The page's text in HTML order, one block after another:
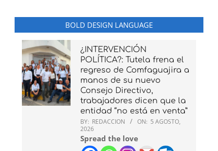
BOLD DESIGN LANGUAGE
¿INTERVENCIÓN
POLÍTICA?: Tutela frena el
regreso de Comfaguajira a
manos de su nuevo
Consejo Directivo,
trabajadores dicen que la
entidad “no está en venta”
BY: REDACCION ON: 5 AGOSTO,
2026
Spread the love